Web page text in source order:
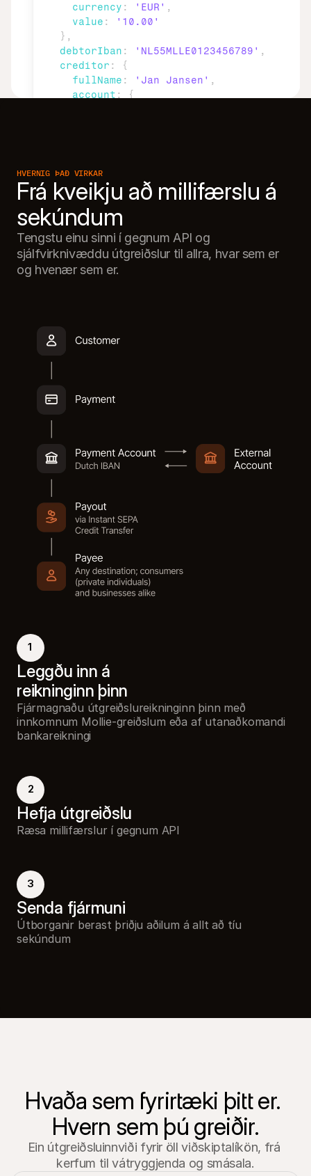
currency : 'EUR' ,
value :
'10.00'
} ,
debtorIban : 'NL55MLLE0123456789' ,
creditor :
{
fullName : 'Jan Jansen' ,
account :
{
metadata
order_id
'12345' ,
customer_reference:
'cust_001'
}
});
HVERNIG ÞAÐ VIRKAR
Frá kveikju að millifærslu á
Tengstu einu sinni í gegnum API og
sjálfvirknivæddu útgreiðslur til allra, hvar sem er
1
Leggðu inn á
reikninginn þinn
Fjármagnaðu útgreiðslureikninginn þinn með
innkomnum Mollie-greiðslum eða af utanaðkomandi
bankareikningi
2
Hefja útgreiðslu
Ræsa millifærslur í gegnum API
3
Senda fjármuni
Útborganir berast þriðju aðilum á allt að tíu
sekúndum
Hvaða sem fyrirtæki þitt er.
Hvern sem þú greiðir.
Ein útgreiðsluinnviði fyrir öll viðskiptalíkön, frá
kerfum til vátryggjenda og smásala.